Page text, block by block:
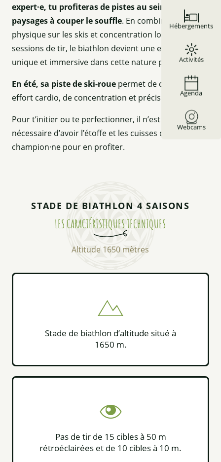
Hébergements
Activités
Agenda
Webcams
expert·e, tu profiteras de pistes au sein de
paysages à couper le souffle. En combinant effort
physique sur les skis et concentration lors des
sessions de tir, le biathlon devient une expérience
unique et immersive dans cette nature préservée.
En été, sa piste de ski-roue permet de conjuguer
effort cardio, de concentration et précision de tir.
Pour t’initier ou te perfectionner, il n’est point
nécessaire d’avoir l’étoffe et les cuisses d’un·e
champion·ne pour en profiter.
STADE DE BIATHLON 4 SAISONS
LES CARACTÉRISTIQUES TECHNIQUES
Altitude 1650 mètres
Stade de biathlon d’altitude situé à
1650 m.
Pas de tir de 15 cibles à 50 m
rétroéclairées et de 10 cibles à 10 m.